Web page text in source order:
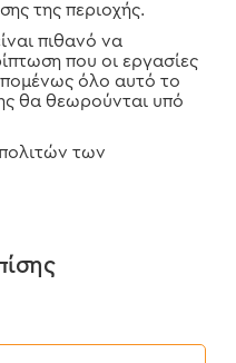
της περιοχής.
πιθανό να
που οι εργασίες
όλο αυτό το
θα θεωρούνται υπό
των